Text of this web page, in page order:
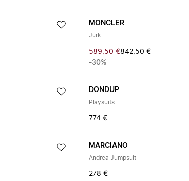
MONCLER
Jurk
589,50 €842,50 €
-30%
DONDUP
Playsuits
774 €
MARCIANO
Andrea Jumpsuit
278 €